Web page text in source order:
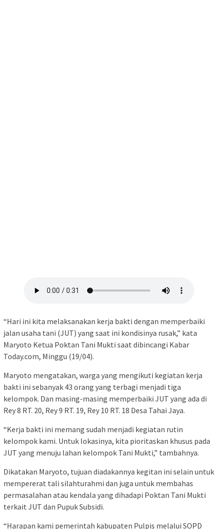
“Hari ini kita melaksanakan kerja bakti dengan memperbaiki
jalan usaha tani (JUT) yang saat ini kondisinya rusak,” kata
Maryoto Ketua Poktan Tani Mukti saat dibincangi Kabar
Today.com, Minggu (19/04).
Maryoto mengatakan, warga yang mengikuti kegiatan kerja
bakti ini sebanyak 43 orang yang terbagi menjadi tiga
kelompok. Dan masing-masing memperbaiki JUT yang ada di
Rey 8 RT. 20, Rey 9 RT. 19, Rey 10 RT. 18 Desa Tahai Jaya.
“Kerja bakti ini memang sudah menjadi kegiatan rutin
kelompok kami. Untuk lokasinya, kita pioritaskan khusus pada
JUT yang menuju lahan kelompok Tani Mukti,” tambahnya.
Dikatakan Maryoto, tujuan diadakannya kegitan ini selain untuk
mempererat tali silahturahmi dan juga untuk membahas
permasalahan atau kendala yang dihadapi Poktan Tani Mukti
terkait JUT dan Pupuk Subsidi.
“Harapan kami pemerintah kabupaten Pulpis melalui SOPD